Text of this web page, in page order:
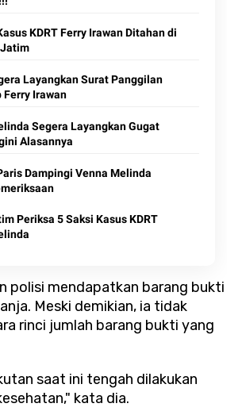
KDRT Ferry Irawan Ditahan di
Layangkan Surat Panggilan
Ferry Irawan
Segera Layangkan Gugat
Alasannya
Dampingi Venna Melinda
Periksa 5 Saksi Kasus KDRT
polisi mendapatkan barang bukti
Meski demikian, ia tidak
rinci jumlah barang bukti yang
saat ini tengah dilakukan
kata dia.